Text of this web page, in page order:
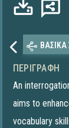
ΒΑΣΙΚΑ
ΠΕΡΙΓΡΑΦΉ
An
aims to
vocabulary